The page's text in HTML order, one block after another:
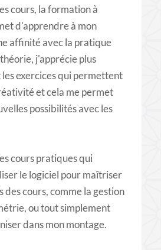
cours, la formation à
d'apprendre à mon
affinité avec la pratique
j'apprécie plus
exercices qui permettent
et cela me permet
possibilités avec les
cours pratiques qui
le logiciel pour maîtriser
des cours, comme la gestion
ou tout simplement
dans mon montage.